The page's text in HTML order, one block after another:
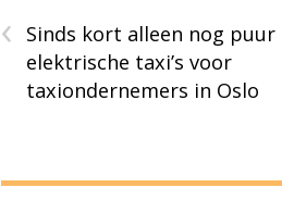
‹
Sinds kort alleen nog puur
elektrische taxi’s voor
taxiondernemers in Oslo